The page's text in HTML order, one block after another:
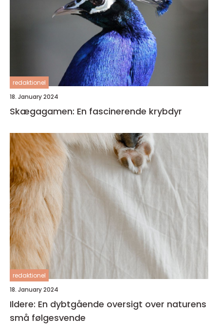
redaktionel
18. January 2024
Skægagamen: En fascinerende krybdyr
redaktionel
18. January 2024
Ildere: En dybtgående oversigt over naturens
små følgesvende